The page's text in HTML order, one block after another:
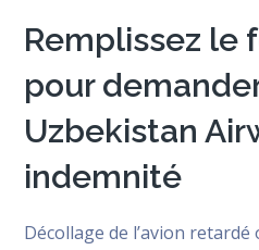
Remplissez le
pour
Uzbekistan
indemnité
Décollage de l’avion